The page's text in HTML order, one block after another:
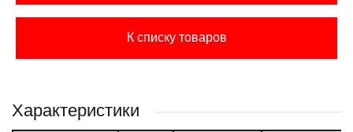
К списку товаров
Характеристики